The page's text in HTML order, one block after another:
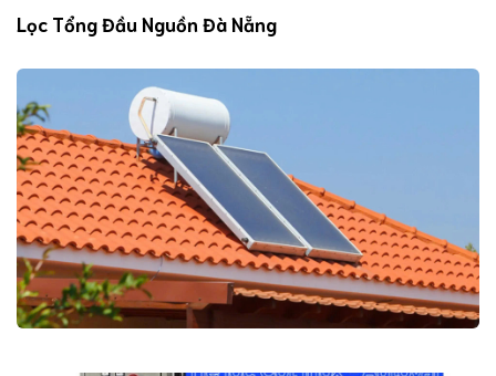
Lọc Tổng Đầu Nguồn Đà Nẵng